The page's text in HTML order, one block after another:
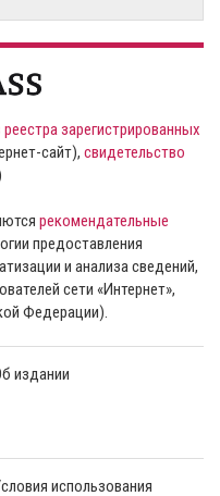
зарегистрированных
сайт), свидетельство
рекомендательные
предоставления
и анализа сведений,
сети «Интернет»,
Федерации).
издании
использования